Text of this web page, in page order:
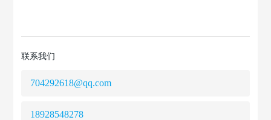
联系我们
704292618@qq.com
18928548278